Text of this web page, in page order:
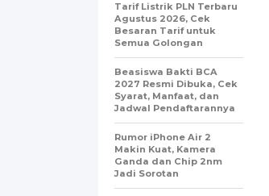
Tarif Listrik PLN Terbaru
Agustus 2026, Cek
Besaran Tarif untuk
Semua Golongan
Beasiswa Bakti BCA
2027 Resmi Dibuka, Cek
Syarat, Manfaat, dan
Jadwal Pendaftarannya
Rumor iPhone Air 2
Makin Kuat, Kamera
Ganda dan Chip 2nm
Jadi Sorotan